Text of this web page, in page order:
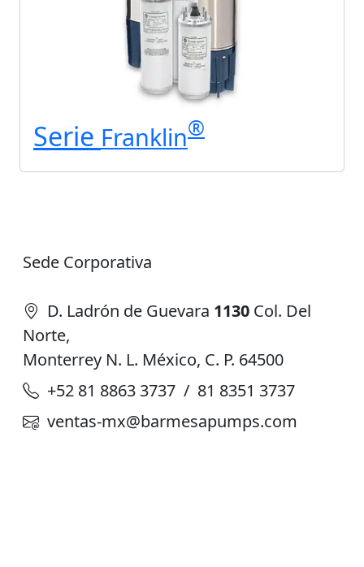
Serie Franklin®
Sede Corporativa
D. Ladrón de Guevara 1130 Col. Del
Norte,
Monterrey N. L. México, C. P. 64500
+52 81 8863 3737 / 81 8351 3737
ventas-mx@barmesapumps.com